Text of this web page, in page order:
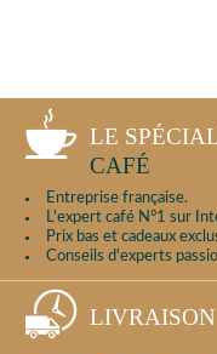
LE
CAFÉ
Entreprise française.
L'expert café N°1 sur
Prix bas et cadeaux
Conseils d'experts
LIVRAISON